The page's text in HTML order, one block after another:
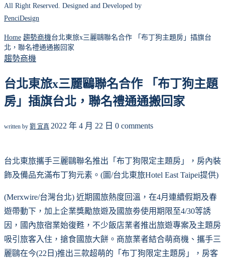
All Right Reserved. Designed and Developed by
PenciDesign
Home 趨勢商機台北東旅x三麗鷗聯名合作 「布丁狗主題房」插旗台
北，聯名禮通通搬回家
趨勢商機
台北東旅x三麗鷗聯名合作 「布丁狗主題
房」插旗台北，聯名禮通通搬回家
written by 劉 宜真 2022 年 4 月 22 日 0 comments
台北東旅攜手三麗鷗聯名推出「布丁狗限定主題房」，房內裝
飾及備品充滿布丁狗元素。(圖/台北東旅Hotel East Taipei提供)
(Merxwire/台灣台北) 近期國旅熱度回溫，在4月連續假期及春
遊帶動下，加上企業獎勵旅遊及國旅劵使用期限至4/30等誘
因，國內旅宿業始復甦，不少飯店業者推出旅遊專案及主題房
吸引旅客入住，搶食國旅大餅。商旅業者結合萌商機、攜手三
麗鷗在今(22日)推出三款超萌的「布丁狗限定主題房」，房客